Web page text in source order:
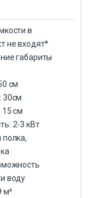
в
не входят*
габариты
см
30см
15 см
2-3 кВт
полка,
воду
м³